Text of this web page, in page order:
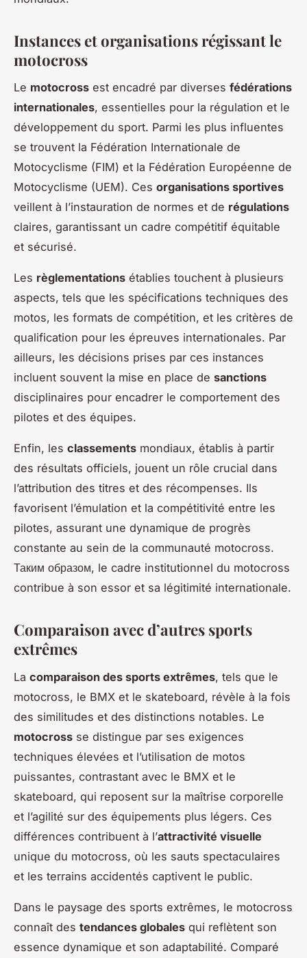
Instances et organisations régissant le
motocross
Le motocross est encadré par diverses fédérations
internationales, essentielles pour la régulation et le
développement du sport. Parmi les plus influentes
se trouvent la Fédération Internationale de
Motocyclisme (FIM) et la Fédération Européenne de
Motocyclisme (UEM). Ces organisations sportives
veillent à l’instauration de normes et de régulations
claires, garantissant un cadre compétitif équitable
et sécurisé.
Les règlementations établies touchent à plusieurs
aspects, tels que les spécifications techniques des
motos, les formats de compétition, et les critères de
qualification pour les épreuves internationales. Par
ailleurs, les décisions prises par ces instances
incluent souvent la mise en place de sanctions
disciplinaires pour encadrer le comportement des
pilotes et des équipes.
Enfin, les classements mondiaux, établis à partir
des résultats officiels, jouent un rôle crucial dans
l’attribution des titres et des récompenses. Ils
favorisent l’émulation et la compétitivité entre les
pilotes, assurant une dynamique de progrès
constante au sein de la communauté motocross.
Таким образом, le cadre institutionnel du motocross
contribue à son essor et sa légitimité internationale.
Comparaison avec d’autres sports
extrêmes
La comparaison des sports extrêmes, tels que le
motocross, le BMX et le skateboard, révèle à la fois
des similitudes et des distinctions notables. Le
motocross se distingue par ses exigences
techniques élevées et l’utilisation de motos
puissantes, contrastant avec le BMX et le
skateboard, qui reposent sur la maîtrise corporelle
et l’agilité sur des équipements plus légers. Ces
différences contribuent à l’attractivité visuelle
unique du motocross, où les sauts spectaculaires
et les terrains accidentés captivent le public.
Dans le paysage des sports extrêmes, le motocross
connaît des tendances globales qui reflètent son
essence dynamique et son adaptabilité. Comparé